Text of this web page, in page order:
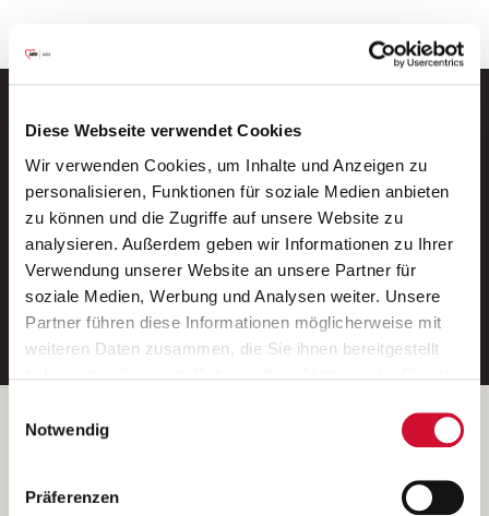
Diese Webseite verwendet Cookies
Wir verwenden Cookies, um Inhalte und Anzeigen zu
personalisieren, Funktionen für soziale Medien anbieten
zu können und die Zugriffe auf unsere Website zu
analysieren. Außerdem geben wir Informationen zu Ihrer
Verwendung unserer Website an unsere Partner für
soziale Medien, Werbung und Analysen weiter. Unsere
Partner führen diese Informationen möglicherweise mit
weiteren Daten zusammen, die Sie ihnen bereitgestellt
Wenn Sie auf „Cookies zulassen“ klicken, so stimmen
Sie der Speicherung sämtlicher Cookies zu. Sie können
Ihre Einwilligung selbstverständlich jederzeit widerrufen,
indem Sie die Cookie-Einstellungen aufrufen und diese
Notwendig
Präferenzen
Neue Stellen per E-Mail.
Ein kostenloser Service von AWO
Jobs.
E-Mail-Adresse eintragen
Betreiber der Webseite
Kantstraße 45a